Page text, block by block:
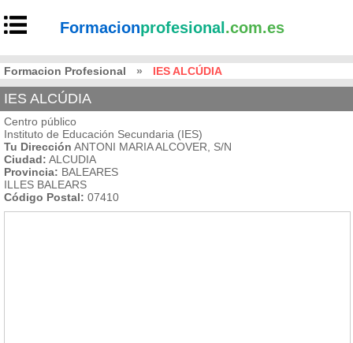
Formacionprofesional .com.es
Formacion Profesional » IES ALCÚDIA
IES ALCÚDIA
Centro público
Instituto de Educación Secundaria (IES)
Tu Dirección ANTONI MARIA ALCOVER, S/N
Ciudad: ALCUDIA
Provincia: BALEARES
ILLES BALEARS
Código Postal: 07410